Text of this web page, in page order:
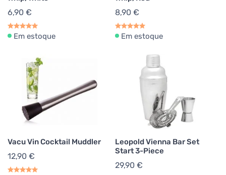
6,90 €
Em estoque
8,90 €
Em estoque
Vacu Vin Cocktail Muddler
12,90 €
Leopold Vienna Bar Set
Start 3-Piece
29,90 €